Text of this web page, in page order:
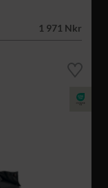
1 971 Nkr